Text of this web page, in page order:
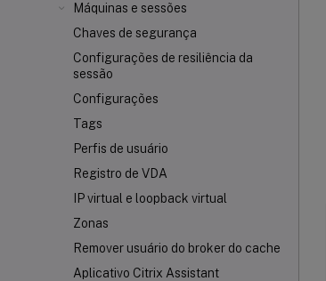
Máquinas e sessões
Chaves de segurança
Configurações de resiliência da
sessão
Configurações
Tags
Perfis de usuário
Registro de VDA
IP virtual e loopback virtual
Zonas
Remover usuário do broker do cache
Aplicativo Citrix Assistant